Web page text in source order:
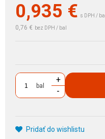
0,935 € s DPH / bal
0,76 € bez DPH / bal
bal
+
-
Pridať do wishlistu